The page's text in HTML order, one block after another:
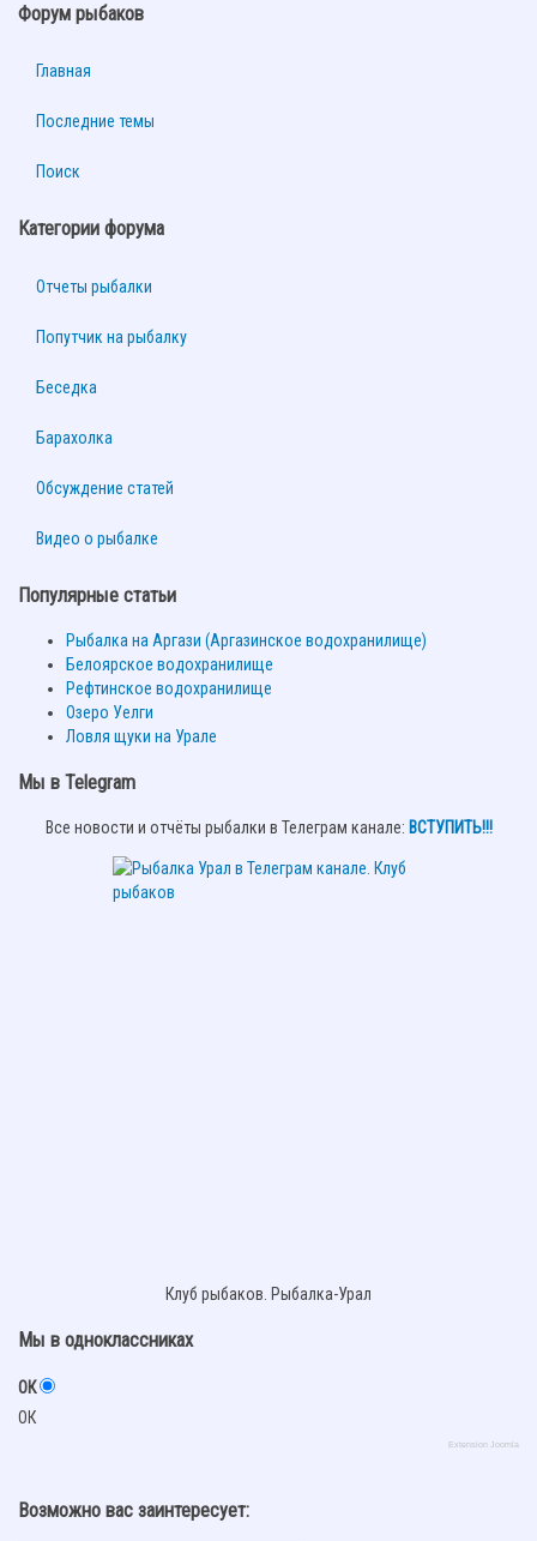
Форум рыбаков
Главная
Последние темы
Поиск
Категории форума
Отчеты рыбалки
Попутчик на рыбалку
Беседка
Барахолка
Обсуждение статей
Видео о рыбалке
Популярные статьи
Рыбалка на Аргази (Аргазинское водохранилище)
Белоярское водохранилище
Рефтинское водохранилище
Озеро Уелги
Ловля щуки на Урале
Мы в Telegram
Все новости и отчёты рыбалки в Телеграм канале: ВСТУПИТЬ!!!
Клуб рыбаков. Рыбалка-Урал
Мы в одноклассниках
ОК
ОК
Extension Joomla
Возможно вас заинтересует: